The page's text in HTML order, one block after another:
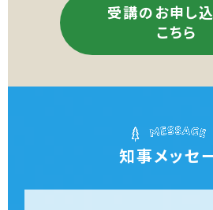
受講のお申し
こちら
知事メッセ